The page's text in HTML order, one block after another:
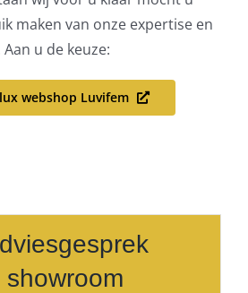
maken van onze expertise en
u de keuze:
webshop Luvifem
showroom